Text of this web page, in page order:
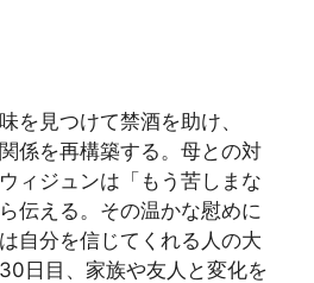
を見つけて禁酒を助け、
係を再構築する。母との対
ィジュンは「もう苦しまな
伝える。その温かな慰めに
自分を信じてくれる人の大
日目、家族や友人と変化を